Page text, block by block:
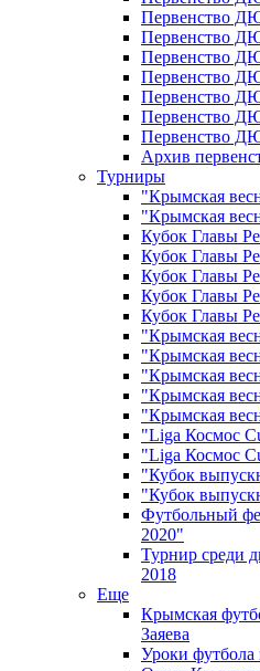
Первенство
Первенство
Первенство
Первенство
Первенство
Первенство
Первенство
Архив
Турниры
"Крымская
"Крымская
Кубок Главы
Кубок Главы
Кубок Главы
Кубок Главы
Кубок Главы
"Крымская
"Крымская
"Крымская
"Крымская
"Крымская
"Liga Космос
"Liga Космос
"Кубок
"Кубок
Футбольный
2020"
Турнир среди
2018
Еще
Крымская
Заяева
Уроки футбола